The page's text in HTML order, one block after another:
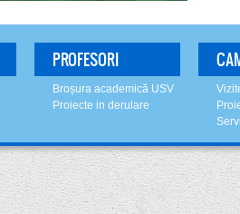
PROFESORI
Broșura academică USV
Proiecte in derulare